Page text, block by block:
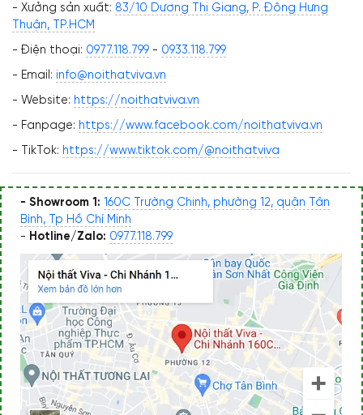
- Xưởng sản xuất: 83/10 Dương Thị Giang, P. Đông Hưng
Thuận, TP.HCM
- Điện thoại: 0977.118.799 - 0933.118.799
- Email: info@noithatviva.vn
- Website: https://noithatviva.vn
- Fanpage: https://www.facebook.com/noithatviva.vn
- TikTok: https://www.tiktok.com/@noithatviva
- Showroom 1: 160C Trường Chinh, phường 12, quận Tân
Bình, Tp Hồ Chí Minh
- Hotline/Zalo: 0977.118.799